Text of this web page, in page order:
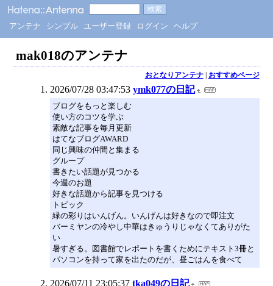
アンテナ シンプル ユーザー登録 ログイン ヘルプ
mak018のアンテナ
おとなりアンテナ| おすすめページ
2026/07/28 03:47:53 ymk077の日記
ブログをもっと楽しむ
使い方のコツを学ぶ
素敵な記事を毎月更新
はてなブログAWARD
同じ興味の仲間と集まる
グループ
書きたい話題が見つかる
今週のお題
好きな話題から記事を見つける
トピック
緑の彩りはいんげん。いんげんは好きなので即注文
バーミヤンの冷やし中華はきゅうりじゃなくてありがた
い
暑すぎる。図書館でレポートを書くためにテキスト3冊と
パソコンを持って家を出たのだが、昼ごはんを食べて
2026/07/11 23:05:37 tka049の日記